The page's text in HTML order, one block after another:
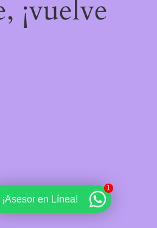
¡vuelve
¡Asesor en Línea!
1